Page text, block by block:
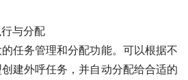
与分配
任务管理和分配功能。可以根据不
建外呼任务，并自动分配给合适的